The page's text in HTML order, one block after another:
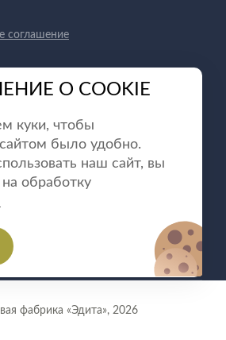
соглашение
фабрика «Эдита», 2026
О COOKIE
куки, чтобы
было удобно.
наш сайт, вы
обработку